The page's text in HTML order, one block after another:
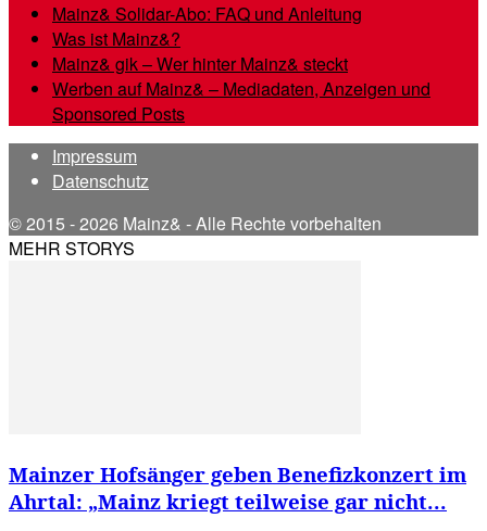
Mainz& Solidar-Abo: FAQ und Anleitung
Was ist Mainz&?
Mainz& gik – Wer hinter Mainz& steckt
Werben auf Mainz& – Mediadaten, Anzeigen und
Sponsored Posts
Impressum
Datenschutz
© 2015 - 2026 Mainz& - Alle Rechte vorbehalten
MEHR STORYS
Mainzer Hofsänger geben Benefizkonzert im
Ahrtal: „Mainz kriegt teilweise gar nicht...